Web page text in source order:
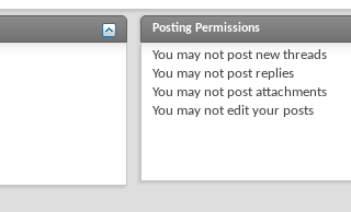
Posting Permissions
You may not post new threads
You may not post replies
You may not post attachments
You may not edit your posts